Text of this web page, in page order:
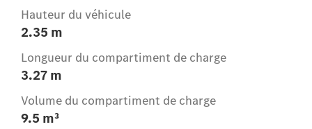
Hauteur du véhicule
2.35 m
Longueur du compartiment de charge
3.27 m
Volume du compartiment de charge
9.5 m³